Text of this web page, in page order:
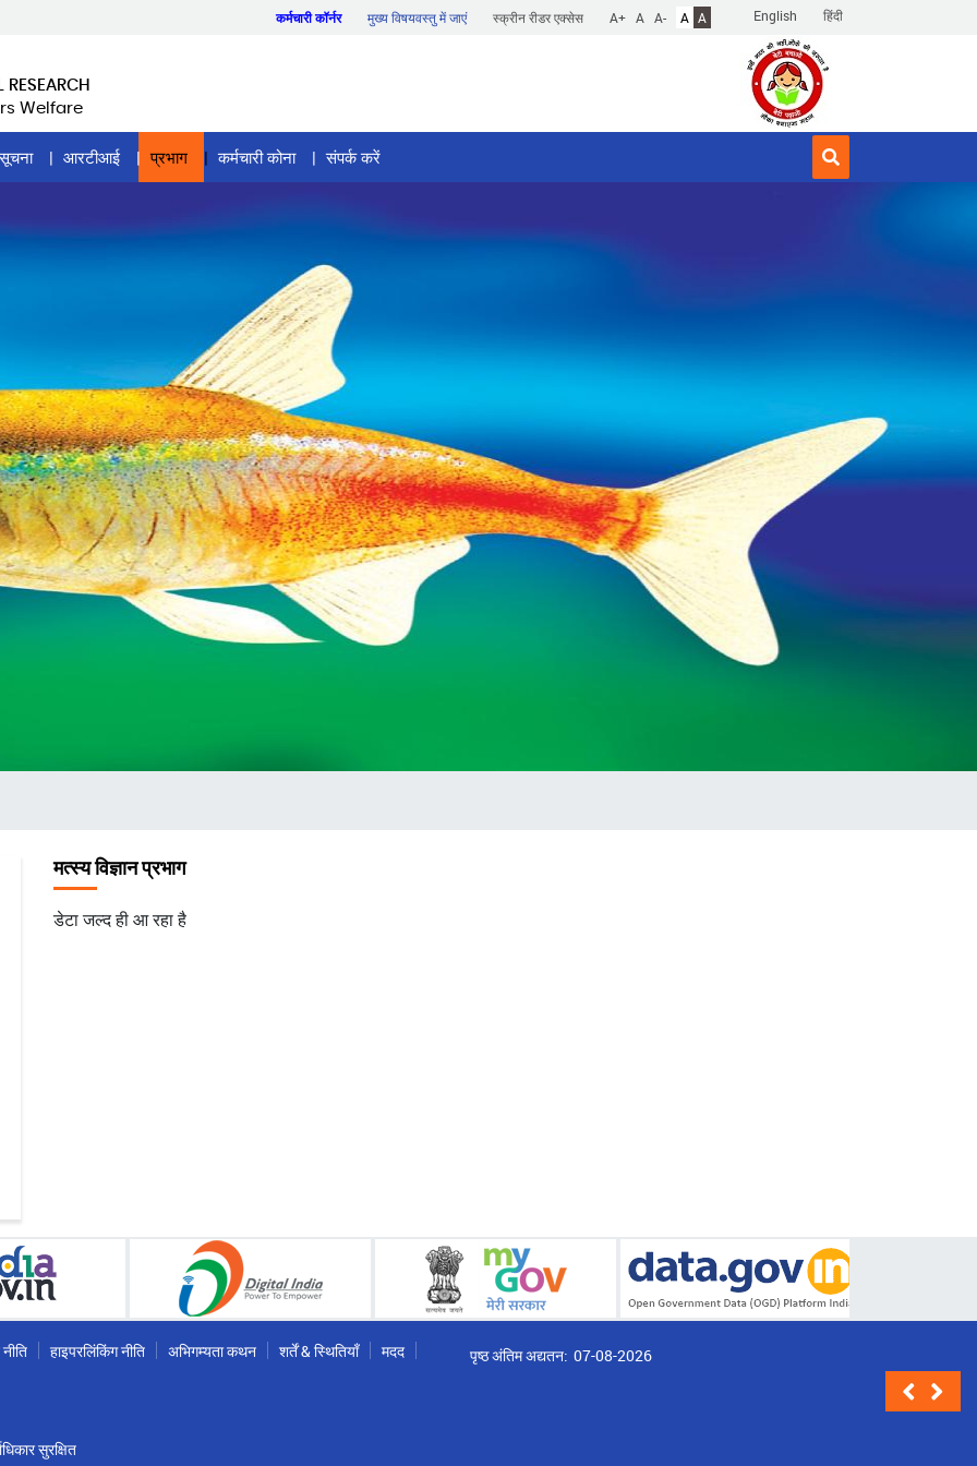
English हिंदी
कर्मचारी कॉर्नर मुख्य विषयवस्तु में जाएं स्क्रीन रीडर एक्सेस A+ A A- A A
Welfare
आरटीआई प्रभाग कर्मचारी कोना संपर्क करें
मत्स्य विज्ञान प्रभाग
डेटा जल्द ही आ रहा है
हाइपरलिंकिंग नीति अभिगम्यता कथन शर्तें & स्थितियाँ
मदद
सुरक्षित
पृष्ठ अंतिम अद्यतन: 07-08-2026